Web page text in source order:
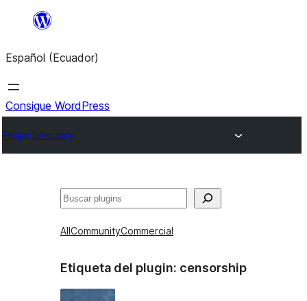
Saltar
contenido
Español (Ecuador)
Consigue WordPress
Plugin Directory
Buscar
AllCommunityCommercial
Etiqueta del plugin: censorship